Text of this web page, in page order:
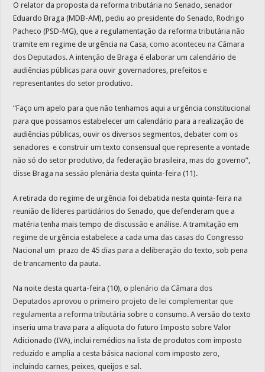
O relator da proposta da reforma tributária no Senado, senador
Eduardo Braga (MDB-AM), pediu ao presidente do Senado, Rodrigo
Pacheco (PSD-MG), que a regulamentação da reforma tributária não
tramite em regime de urgência na Casa,como aconteceu na Câmara
dos Deputados. A intenção de Braga é elaborar um calendário de
audiências públicas para ouvir governadores, prefeitos e
representantes do setor produtivo.
“Faço um apelo para que não tenhamos aqui a urgência constitucional
para que possamos estabelecer um calendário para a realização de
audiências públicas, ouvir os diversos segmentos, debater com os
senadores e construir um texto consensual que represente a vontade
não só do setor produtivo, da federação brasileira, mas do governo”,
disse Braga na sessão plenária desta quinta-feira (11).
A retirada do regime de urgência foi debatida nesta quinta-feira na
reunião de líderes partidários do Senado, que defenderam que a
matéria tenha mais tempo de discussão e análise. A tramitação em
regime de urgência estabelece a cada uma das casas do Congresso
Nacional um prazo de 45 dias para a deliberação do texto, sob pena
de trancamento da pauta.
Na noite desta quarta-feira (10), oplenário da Câmara dos
Deputados aprovou o primeiro projeto de lei complementar que
regulamenta a reforma tributária sobre o consumo. A versão do texto
inseriu uma trava para a alíquota do futuro Imposto sobre Valor
Adicionado (IVA), inclui remédios na lista de produtos com imposto
reduzido e amplia a cesta básica nacional com imposto zero,
incluindo carnes, peixes, queijos e sal.